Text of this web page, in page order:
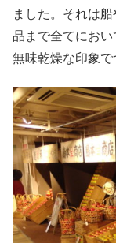
ました。それは
品まで全てにおい
無味乾燥な印象で